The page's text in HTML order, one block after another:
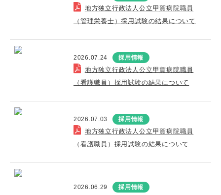
地方独立行政法人公立甲賀病院職員
（管理栄養士）採用試験の結果について
2026.07.24 採用情報
地方独立行政法人公立甲賀病院職員
（看護職員）採用試験の結果について
2026.07.03 採用情報
地方独立行政法人公立甲賀病院職員
（看護職員）採用試験の結果について
2026.06.29 採用情報